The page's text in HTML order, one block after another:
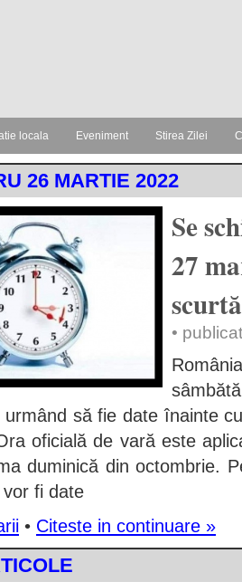
locala Eveniment Stirea Zilei
26 MARTIE 2022
Se
27
•
urmând să fie date înainte
oficială de vară este
duminică din octombrie.
fi date
• Citeste in continuare »